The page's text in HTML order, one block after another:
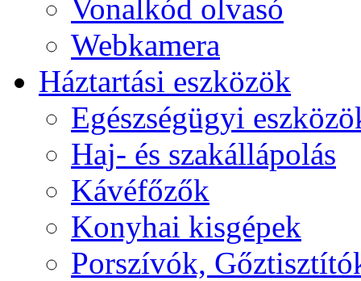
Vonalkód olvasó
Webkamera
Háztartási eszközök
Egészségügyi
Haj- és szakállápolás
Kávéfőzők
Konyhai kisgépek
Porszívók,